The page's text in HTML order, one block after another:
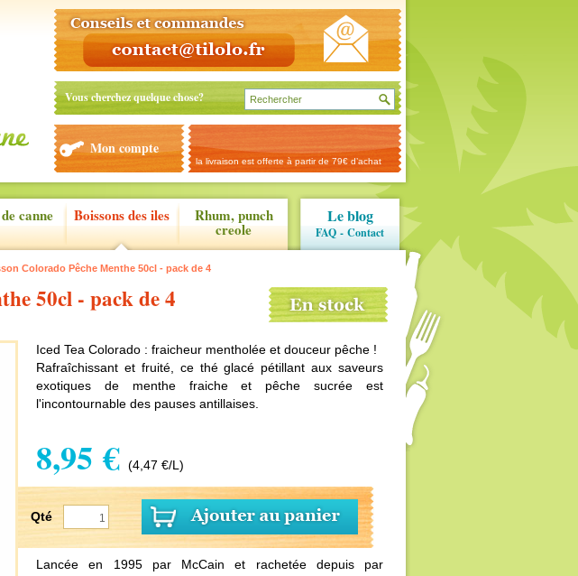
Vous cherchez quelque chose?
la livraison est offerte à partir de 79€ d’achat
Mon compte
canne Boissons des iles Rhum, punch
creole
Le blog
FAQ - Contact
Colorado Pêche Menthe 50cl - pack de 4
50cl - pack de 4
Iced Tea Colorado : fraicheur mentholée et douceur pêche !
Rafraîchissant et fruité, ce thé glacé pétillant aux saveurs
exotiques de menthe fraiche et pêche sucrée est
l'incontournable des pauses antillaises.
8,95 € (4,47 €/L)
Qté
Lancée en 1995 par McCain et rachetée depuis par